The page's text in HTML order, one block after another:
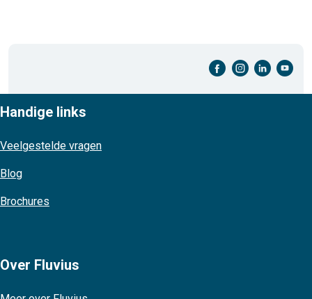
facebook-cirkel instagram-cirkel linkedin-cirkel youtube-cirkel
Handige links
Veelgestelde vragen
Blog
Brochures
Over Fluvius